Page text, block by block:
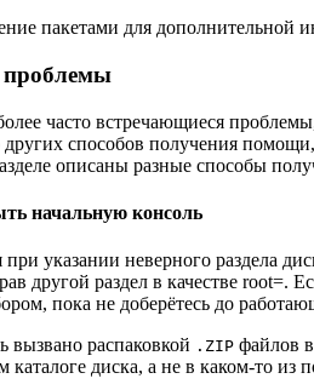
пакетами для дополнительной
часто встречающиеся
других способов получения
описаны разные способы
начальную консоль
указании неверного раздела
другой раздел в качестве root=.
пока не доберётесь до
вызвано распаковкой .ZIP файлов
каталоге диска, а не в каком-то из